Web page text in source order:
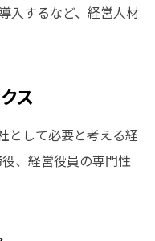
入するなど、経営人材
ス
として必要と考える経
、経営役員の専門性